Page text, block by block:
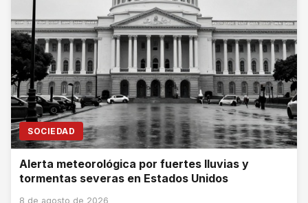
SOCIEDAD
Alerta meteorológica por fuertes lluvias y
tormentas severas en Estados Unidos
8 de agosto de 2026